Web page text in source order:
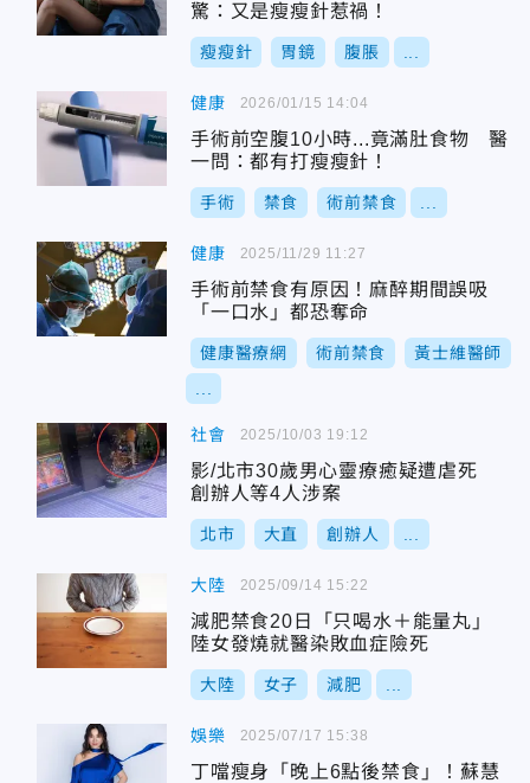
驚：又是瘦瘦針惹禍！
瘦瘦針 胃鏡 腹脹
健康
手術前空腹10小時...竟滿肚食物 醫
一問：都有打瘦瘦針！
手術 禁食 術前禁食
2026/01/15 14:04
健康
手術前禁食有原因！麻醉期間誤吸
「一口水」都恐奪命
健康醫療網 術前禁食 黃士維醫師
2025/11/29 11:27
社會
影/北市30歲男心靈療癒疑遭虐死
創辦人等4人涉案
北市 大直 創辦人
2025/10/03 19:12
大陸
減肥禁食20日「只喝水＋能量丸」
陸女發燒就醫染敗血症險死
大陸 女子 減肥
2025/09/14 15:22
娛樂
丁噹瘦身「晚上6點後禁食」！蘇慧
2025/07/17 15:38